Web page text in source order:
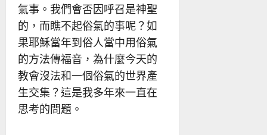
氣事。我們會否因呼召是神聖
的，而瞧不起俗氣的事呢？如
果耶穌當年到俗人當中用俗氣
的方法傳福音，為什麼今天的
教會沒法和一個俗氣的世界產
生交集？這是我多年來一直在
思考的問題。